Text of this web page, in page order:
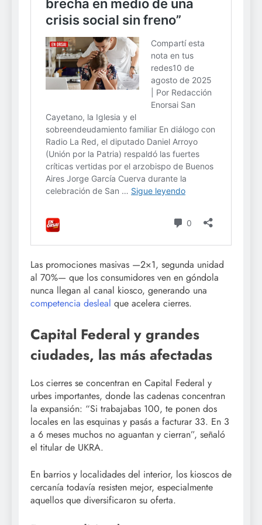
Las promociones masivas —2×1, segunda unidad
al 70%— que los consumidores ven en góndola
nunca llegan al canal kiosco, generando una
competencia desleal que acelera cierres.
Capital Federal y grandes
ciudades, las más afectadas
Los cierres se concentran en Capital Federal y
urbes importantes, donde las cadenas concentran
la expansión: “Si trabajabas 100, te ponen dos
locales en las esquinas y pasás a facturar 33. En 3
a 6 meses muchos no aguantan y cierran”, señaló
el titular de UKRA.
En barrios y localidades del interior, los kioscos de
cercanía todavía resisten mejor, especialmente
aquellos que diversificaron su oferta.